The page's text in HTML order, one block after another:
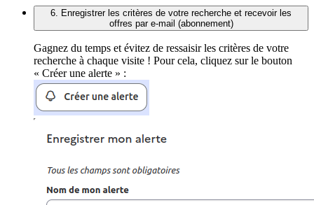
6. Enregistrer les critères de votre recherche et recevoir les
offres par e-mail (abonnement)
Gagnez du temps et évitez de ressaisir les critères de votre
recherche à chaque visite ! Pour cela, cliquez sur le bouton
« Créer une alerte » :